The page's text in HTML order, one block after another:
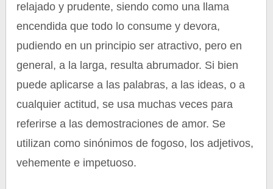
relajado y prudente, siendo como una llama
encendida que todo lo consume y devora,
pudiendo en un principio ser atractivo, pero en
general, a la larga, resulta abrumador. Si bien
puede aplicarse a las palabras, a las ideas, o a
cualquier actitud, se usa muchas veces para
referirse a las demostraciones de amor. Se
utilizan como sinónimos de fogoso, los adjetivos,
vehemente e impetuoso.